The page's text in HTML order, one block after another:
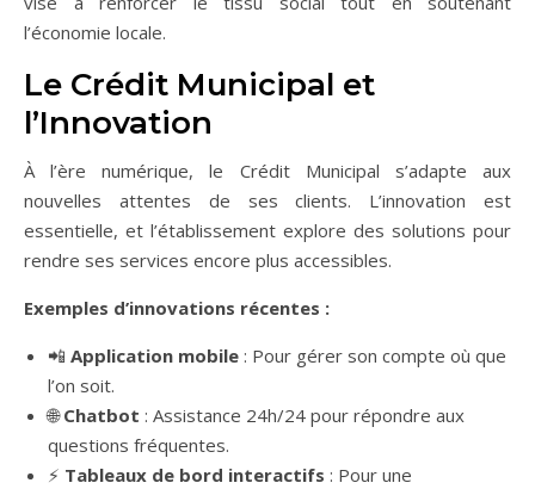
l’économie locale.
Le Crédit Municipal et
l’Innovation
À l’ère numérique, le Crédit Municipal s’adapte aux
nouvelles attentes de ses clients. L’innovation est
essentielle, et l’établissement explore des solutions pour
rendre ses services encore plus accessibles.
Exemples d’innovations récentes :
📲 Application mobile : Pour gérer son compte où que
l’on soit.
🌐Chatbot : Assistance 24h/24 pour répondre aux
questions fréquentes.
⚡ Tableaux de bord interactifs : Pour une